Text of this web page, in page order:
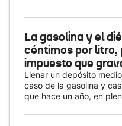
La gasolina y el
céntimos por litro,
impuesto que
Llenar un depósito
caso de la gasolina y
que hace un año, en